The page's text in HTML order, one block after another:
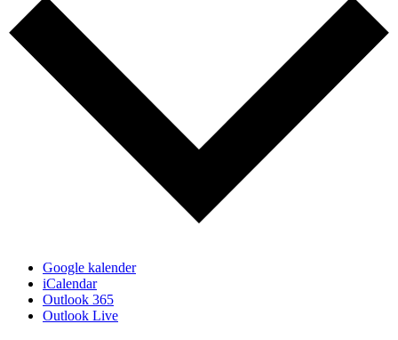
Google kalender
iCalendar
Outlook 365
Outlook Live